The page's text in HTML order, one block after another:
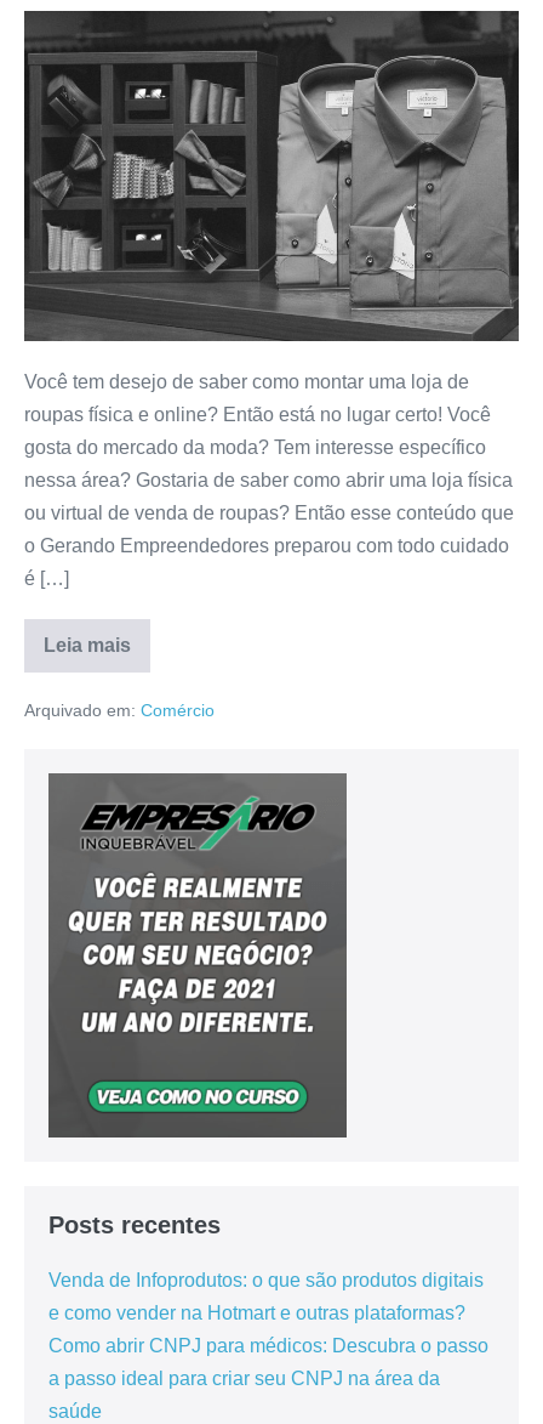
Você tem desejo de saber como montar uma loja de
roupas física e online? Então está no lugar certo! Você
gosta do mercado da moda? Tem interesse específico
nessa área? Gostaria de saber como abrir uma loja física
ou virtual de venda de roupas? Então esse conteúdo que
o Gerando Empreendedores preparou com todo cuidado
é […]
Leia mais
Arquivado em: Comércio
Posts recentes
Venda de Infoprodutos: o que são produtos digitais
e como vender na Hotmart e outras plataformas?
Como abrir CNPJ para médicos: Descubra o passo
a passo ideal para criar seu CNPJ na área da
saúde